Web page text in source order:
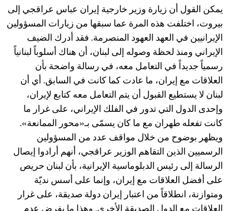
يمكن القول أن زيارة وزير خارجية إيران عباس عراقجي إلى
بيروت، اختلفت هذه المرة عما سبقها من زيارات المسؤولين
الإيرانيين في العهد العهود المنصرمة. فقد أدرك الضيف
الإيراني ومنذ لحظة وصوله إلى لبنان، أن هناك أسلوباً لبنانياً
رسمياً جديداً في التعامل معه، في رسالة واضحة بأن
العلاقات مع إيران، ما عادت كما كانت في السابق. أي أن
لبنان لا يستطيع القبول أن يتم التعامل معه كتابع لإيران،
وإحدى الدول التي تدور في الفلك الإيراني، على غرار ما
كانت تفعله طهران مع ما كان يسمّى بـ«محور الممانعة».
ويظهر بوضوح من خلال مواقف عدد من المسؤولين
الرسميين الذين التقاهم الوزير عراقجي، أنهم أرادوا إيصال
الرسالة إلى رئيس الدبلوماسية الإيرانية، بأن لبنان حريص
على أفضل العلاقات مع إيران، وإنما على أسس نديّة
ومتوازنة، انطلاقاً من اعتبار إيران دولة صديقة، على غرار